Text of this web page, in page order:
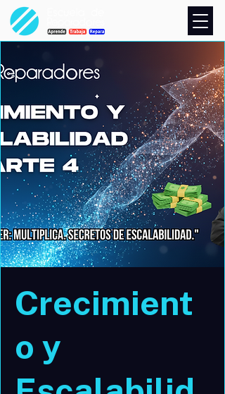
Crecimient
o y